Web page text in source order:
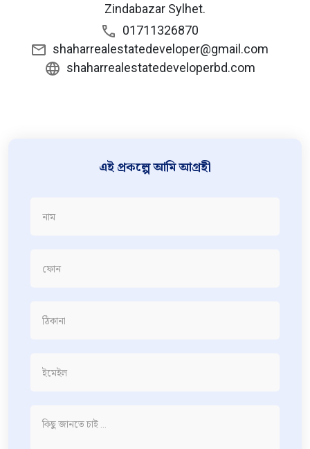
Zindabazar Sylhet.
01711326870
shaharrealestatedeveloper@gmail.com
shaharrealestatedeveloperbd.com
এই প্রকল্পে আমি আগ্রহী